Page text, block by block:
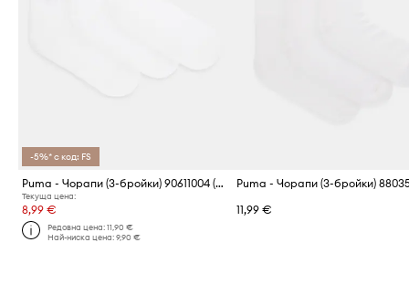
-5%* с код: FS
Puma - Чорапи (3-бройки) 90611004 (3-pack) Short Crew
Текуща цена:
8,99 €
Редовна цена:11,90 €
Най-ниска цена:9,90 €
11,99 €